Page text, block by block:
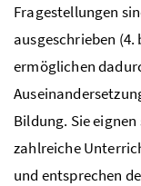
Fragestellungen
ausgeschrieben (4.
ermöglichen
Bildung. Sie
zahlreiche
und entsprechen